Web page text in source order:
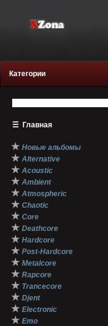
Категории
☰ Главная
★ Новые альбомы
★ Alternative
★ Acoustic
★ Ambient
★ Atmospheric
★ Chaotic
★ Core
★ Deathcore
★ Hardcore
★ Post-Hardcore
★ Metalcore
★ Rapcore
★ Trancecore
★ Djent
★ Electronic
★ Emo